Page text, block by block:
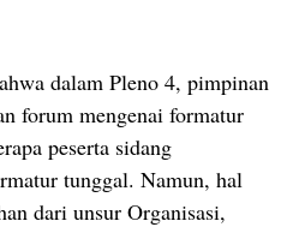
dalam Pleno 4, pimpinan
forum mengenai formatur
peserta sidang
tunggal. Namun, hal
dari unsur Organisasi,